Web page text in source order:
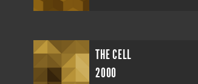
THE CELL
2000